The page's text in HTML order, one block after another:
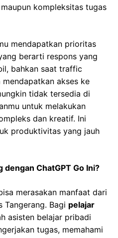
kompleksitas tugas
mendapatkan prioritas
berarti respons yang
bahkan saat traffic
akses ke
tidak tersedia di
untuk melakukan
dan kreatif. Ini
produktivitas yang jauh
dengan ChatGPT Go Ini?
merasakan manfaat dari
Tangerang. Bagi pelajar
asisten belajar pribadi
tugas, memahami